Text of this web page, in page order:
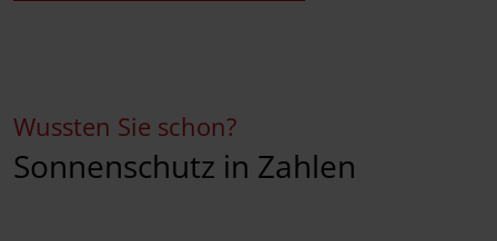
Wussten Sie schon?
Sonnenschutz in Zahlen